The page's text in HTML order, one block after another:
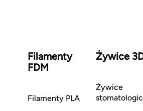
Filamenty
FDM
Filamenty PLA
Żywice
Żywice